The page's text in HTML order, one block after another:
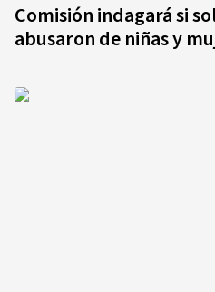
Comisión indagará si
abusaron de niñas y